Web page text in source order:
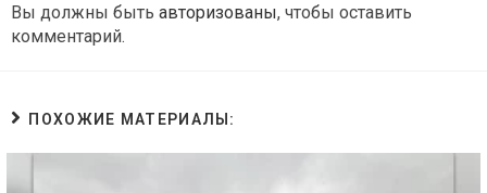
Вы должны быть авторизованы, чтобы оставить
комментарий.
ПОХОЖИЕ МАТЕРИАЛЫ: